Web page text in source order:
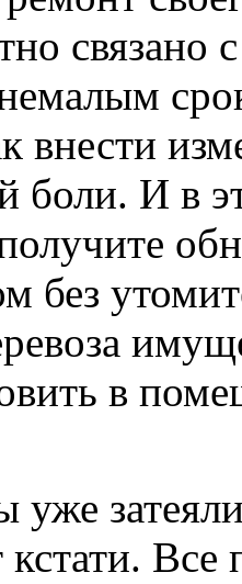
внести
боли. И в
без
в
кстати.